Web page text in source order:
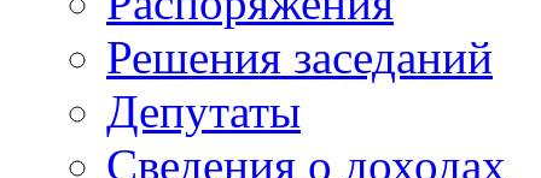
Решения заседаний
Депутаты
Сведения о доходах